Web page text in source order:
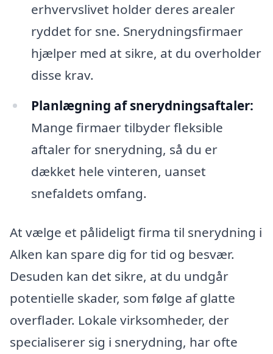
erhvervslivet holder deres arealer
ryddet for sne. Snerydningsfirmaer
hjælper med at sikre, at du overholder
disse krav.
Planlægning af snerydningsaftaler:
Mange firmaer tilbyder fleksible
aftaler for snerydning, så du er
dækket hele vinteren, uanset
snefaldets omfang.
At vælge et pålideligt firma til snerydning i
Alken kan spare dig for tid og besvær.
Desuden kan det sikre, at du undgår
potentielle skader, som følge af glatte
overflader. Lokale virksomheder, der
specialiserer sig i snerydning, har ofte